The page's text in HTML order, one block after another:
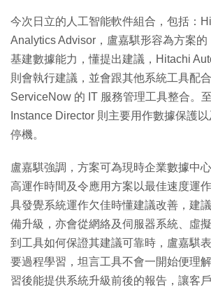
今次日立的人工智能軟件組合，包括：
Analytics Advisor，盧嘉騏形容為方案
基建數據能力，懂提出建議，Hitachi
則會執行建議，並會跟其他系統工具配
ServiceNow 的 IT 服務管理工具整合。
Instance Director 則主要用作數據保護
停機。
盧嘉騏強調，方案可為現時企業數據中
高運作時間及令應用方案以最佳速度運
具發覺系統運作欠佳時懂建議改善，建
備升級，亦會從網絡及伺服器系統、虛
到工具如何保證其建議可靠時，盧嘉騏
要過程學習，坦言工具不會一開始便理
習後能提供系統升級前後的報告，讓客